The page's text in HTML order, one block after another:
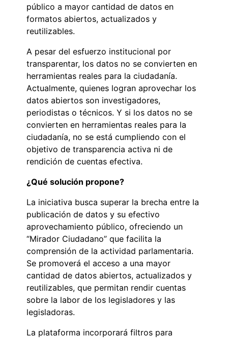
público a mayor cantidad de datos en
formatos abiertos, actualizados y
reutilizables.
A pesar del esfuerzo institucional por
transparentar, los datos no se convierten en
herramientas reales para la ciudadanía.
Actualmente, quienes logran aprovechar los
datos abiertos son investigadores,
periodistas o técnicos. Y si los datos no se
convierten en herramientas reales para la
ciudadanía, no se está cumpliendo con el
objetivo de transparencia activa ni de
rendición de cuentas efectiva.
¿Qué solución propone?
La iniciativa busca superar la brecha entre la
publicación de datos y su efectivo
aprovechamiento público, ofreciendo un
“Mirador Ciudadano” que facilita la
comprensión de la actividad parlamentaria.
Se promoverá el acceso a una mayor
cantidad de datos abiertos, actualizados y
reutilizables, que permitan rendir cuentas
sobre la labor de los legisladores y las
legisladoras.
La plataforma incorporará filtros para